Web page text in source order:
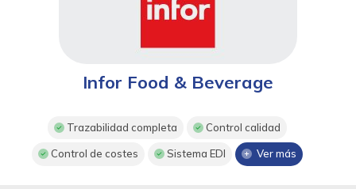
Infor Food & Beverage
Trazabilidad completa Control calidad
Control de costes Sistema EDI Ver más